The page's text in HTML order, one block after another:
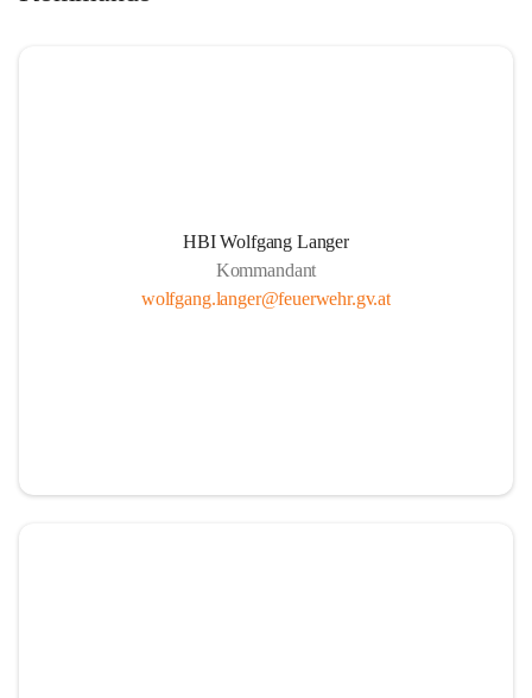
HBI Wolfgang Langer
Kommandant
wolfgang.langer@feuerwehr.gv.at